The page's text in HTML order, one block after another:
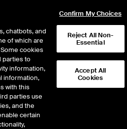
是如何改变
chatbots, and
of which are
cookies
parties to
information,
information,
with this
parties use
and the
certain
Confirm My Choices
Reject All Non-
Essential
Accept All
Cookies